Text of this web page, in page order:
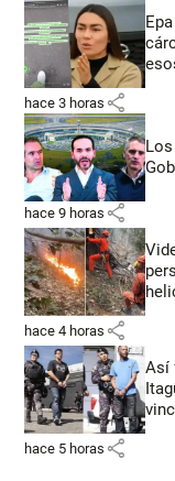
hace 3 horas share
hace 9 horas share
hace 4 horas share
Así
hace 5 horas share